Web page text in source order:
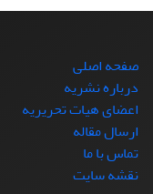
صفحه اصلی
درباره نشریه
اعضای هیات تحریریه
ارسال مقاله
تماس با ما
نقشه سایت